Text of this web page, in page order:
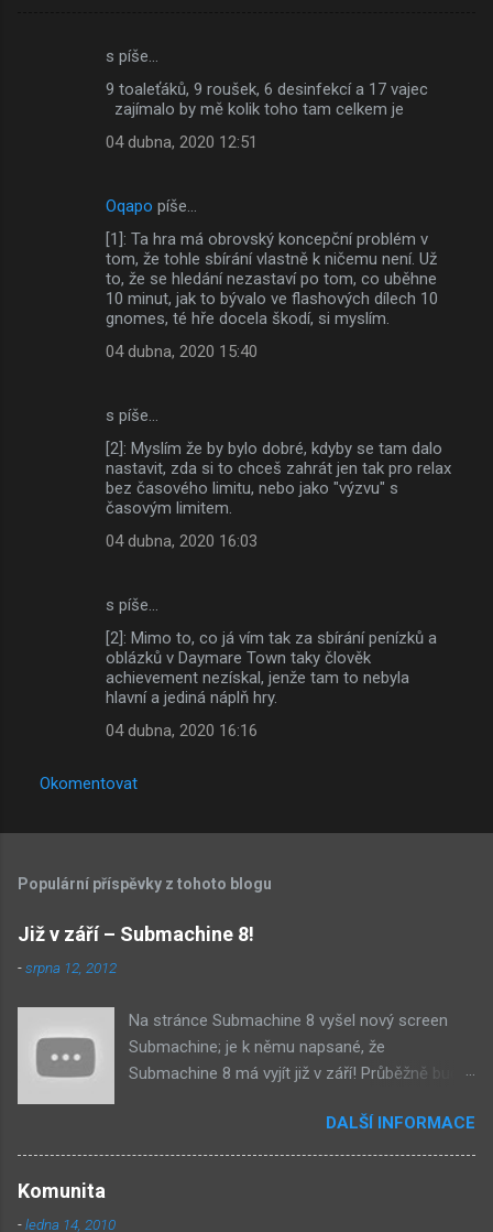
s píše…
9 toaleťáků, 9 roušek, 6 desinfekcí a 17 vajec
zajímalo by mě kolik toho tam celkem je
04 dubna, 2020 12:51
Oqapo píše…
[1]: Ta hra má obrovský koncepční problém v
tom, že tohle sbírání vlastně k ničemu není. Už
to, že se hledání nezastaví po tom, co uběhne
10 minut, jak to bývalo ve flashových dílech 10
gnomes, té hře docela škodí, si myslím.
04 dubna, 2020 15:40
s píše…
[2]: Myslím že by bylo dobré, kdyby se tam dalo
nastavit, zda si to chceš zahrát jen tak pro relax
bez časového limitu, nebo jako "výzvu" s
časovým limitem.
04 dubna, 2020 16:03
s píše…
[2]: Mimo to, co já vím tak za sbírání penízků a
oblázků v Daymare Town taky člověk
achievement nezískal, jenže tam to nebyla
hlavní a jediná náplň hry.
04 dubna, 2020 16:16
Okomentovat
Populární příspěvky z tohoto blogu
Již v září – Submachine 8!
-srpna 12, 2012
Na stránce Submachine 8 vyšel nový screen
Submachine; je k němu napsané, že
Submachine 8 má vyjít již v září! Průběžně budu
zveřejněný materiál ze Submachine 8. Zvukové
pozadí menu. První screen, který se na stránce
DALŠÍ INFORMACE
Komunita
-ledna 14, 2010